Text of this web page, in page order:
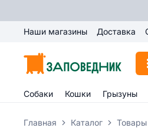
Наши магазины Доставка
Собаки Кошки Грызуны
Главная Каталог Товары